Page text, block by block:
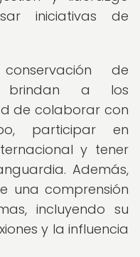
iniciativas de
de
brindan a los
de colaborar con
participar en
y tener
Además,
una comprensión
incluyendo su
y la influencia